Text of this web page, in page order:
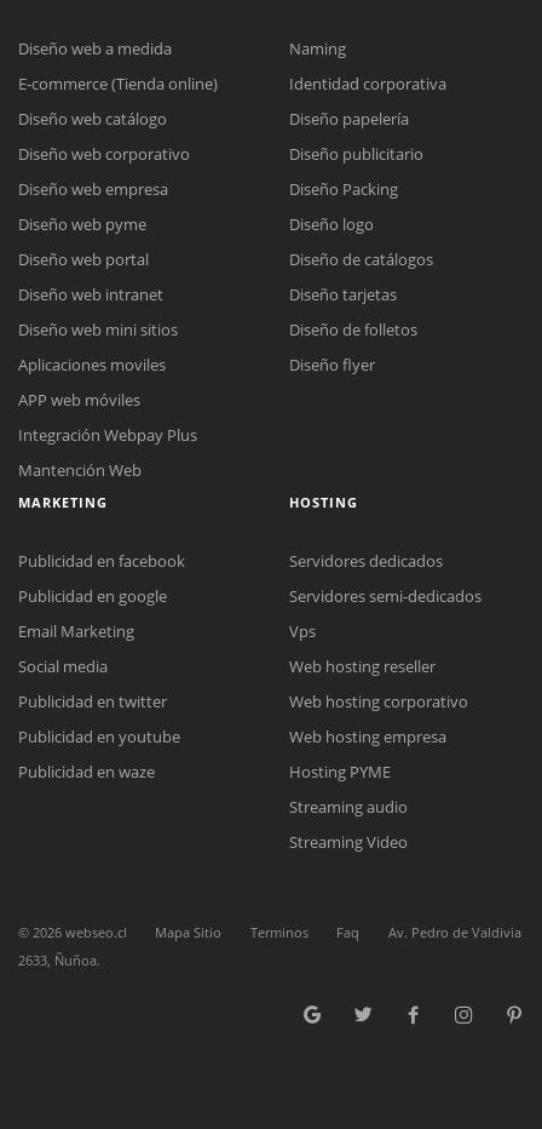
Reunión online
Nuestros ejecutivos le enviarán un correo electrónico con el enlace a
Meet para la reunión online.
Cotización
Complete el formulario y nos contactaremos a la brevedad.
Chat Online
para enviarnos un correo electrónico con sus datos personales.
Diseño web a medida
E-commerce (Tienda online)
Diseño web catálogo
Diseño web corporativo
Diseño web empresa
Diseño web pyme
Diseño web portal
Diseño web intranet
Diseño web mini sitios
Aplicaciones moviles
APP web móviles
Integración Webpay Plus
Mantención Web
Naming
Identidad corporativa
Diseño papelería
Diseño publicitario
Diseño Packing
Diseño logo
Diseño de catálogos
Diseño tarjetas
Diseño de folletos
Diseño flyer
MARKETING
Publicidad en facebook
Publicidad en google
Email Marketing
Social media
Publicidad en twitter
Publicidad en youtube
Publicidad en waze
HOSTING
Servidores dedicados
Servidores semi-dedicados
Vps
Web hosting reseller
Web hosting corporativo
Web hosting empresa
Hosting PYME
Streaming audio
Streaming Video
© 2026 webseo.cl Mapa Sitio Terminos Faq
Av. Pedro de Valdivia
2633, Ñuñoa.